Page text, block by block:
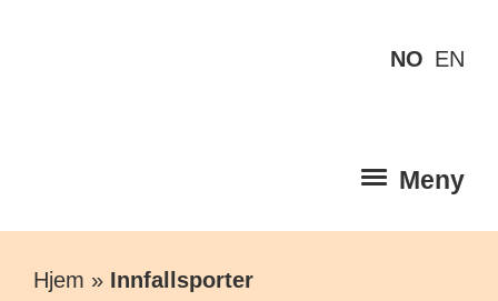
NO EN
Meny
Hjem » Innfallsporter